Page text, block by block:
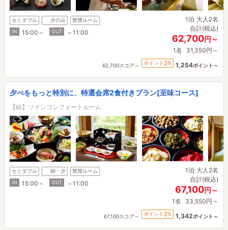
セミダブル 夕のみ
禁煙ルーム
IN
15:00～ OUT ～11:00
1泊 大人2名
合計(税込)
62,700円～
1名 31,350円～
62,700スコア～ ポイント 2% 1,254ポイント～
夕べをもっと特別に、特選会席2食付きプラン[至味コース]
【結】ツインコンフォートルーム
セミダブル 朝・夕
禁煙ルーム
IN
15:00～ OUT ～11:00
1泊 大人2名
合計(税込)
67,100円～
1名 33,550円～
67,100スコア～ ポイント 2% 1,342ポイント～